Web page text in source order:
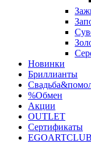
Новинки
Бриллианты
%Обмен
Акции
OUTLET
Сертификаты
EGOARTCLUB